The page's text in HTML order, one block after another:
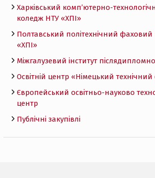
Харківський комп’ютерно-
коледж НТУ «ХПI»
Полтавський політехнічний
«ХПI»
Міжгалузевий інститут
Освітній центр «Німецький технічний
Європейський освітньо-науково
центр
Публічні закупівлі